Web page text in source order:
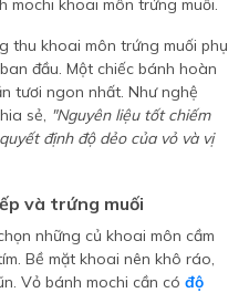
thu khoai môn trứng muối phụ
đầu. Một chiếc bánh hoàn
tươi ngon nhất. Như nghệ
sẻ, "Nguyên liệu tốt chiếm
định độ dẻo của vỏ và vị
và trứng muối
những củ khoai môn cầm
Bề mặt khoai nên khô ráo,
Vỏ bánh mochi cần có độ